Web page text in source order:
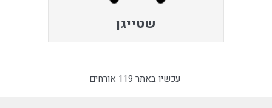
שטייגן
עכשיו באתר 119 אורחים